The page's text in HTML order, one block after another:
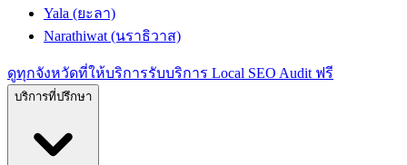
Yala (ยะลา)
Narathiwat (นราธิวาส)
ดูทุกจังหวัดที่ให้บริการรับบริการ Local SEO Audit ฟรี
บริการที่ปรึกษา